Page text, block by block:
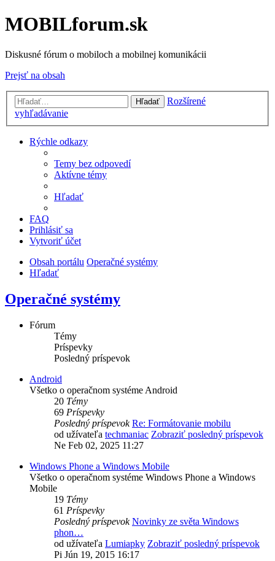
MOBILforum.sk
Diskusné fórum o mobiloch a mobilnej komunikácii
Prejsť na obsah
Hľadať
Rozšírené
vyhľadávanie
Rýchle odkazy
Temy bez odpovedí
Aktívne témy
Hľadať
FAQ
Prihlásiť sa
Vytvoriť účet
Obsah portálu Operačné systémy
Hľadať
Operačné systémy
Fórum
Témy
Príspevky
Posledný príspevok
Android
Všetko o operačnom systéme Android
20 Témy
69 Príspevky
Posledný príspevok Re: Formátovanie mobilu
od užívateľa techmaniac Zobraziť posledný príspevok
Ne Feb 02, 2025 11:27
Windows Phone a Windows Mobile
Všetko o operačnom systéme Windows Phone a Windows
Mobile
19 Témy
61 Príspevky
Posledný príspevok Novinky ze světa Windows
phon…
od užívateľa Lumiapky Zobraziť posledný príspevok
Pi Jún 19, 2015 16:17